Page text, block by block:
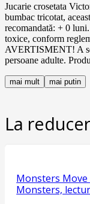
Jucarie crosetata
bumbac tricotat,
recomandată: + 0
toxice, conform
AVERTISMENT! A
persoane adulte.
mai mult mai putin
La
Monsters Move
Monsters,